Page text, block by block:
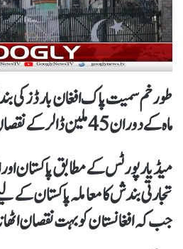
طورخم سمیت پاک افغان بارڈزکی
ماہ کے دوران 45ملین ڈالرکےنقصان کاسامناکرناپڑا۔
میڈیا رپورٹس کے مطابق پاکستان
تجارتی بندش کا معاملہ پاکستان کے
جب کہ افغانستان کو بہت نقصان